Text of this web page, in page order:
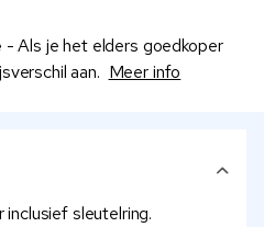
- Als je het elders goedkoper
aan. Meer info
sleutelring.